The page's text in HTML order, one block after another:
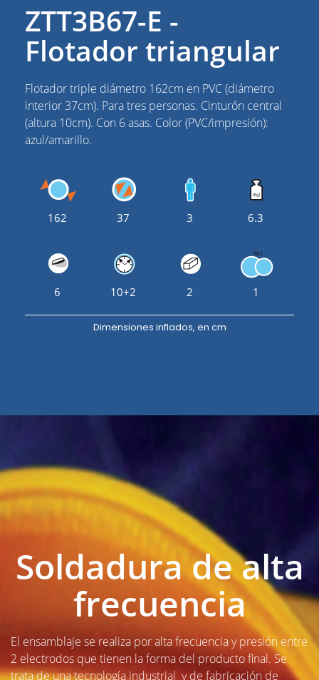
ZTT3B67-E -
Flotador triangular
Flotador triple diámetro 162cm en PVC (diámetro
interior 37cm). Para tres personas. Cinturón central
(altura 10cm). Con 6 asas. Color (PVC/impresión):
azul/amarillo.
162 37 3 6.3
6 10+2 2 1
Dimensiones inflados, en cm
Soldadura de alta
frecuencia
El ensamblaje se realiza por alta frecuencia y presión entre
2 electrodos que tienen la forma del producto final. Se
trata de una tecnología industrial y de fabricación de